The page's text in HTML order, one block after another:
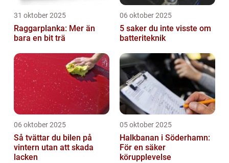
31 oktober 2025
Raggarplanka: Mer än
bara en bit trä
06 oktober 2025
5 saker du inte visste om
batteriteknik
06 oktober 2025
Så tvättar du bilen på
vintern utan att skada
lacken
05 oktober 2025
Halkbanan i Söderhamn:
För en säker
körupplevelse